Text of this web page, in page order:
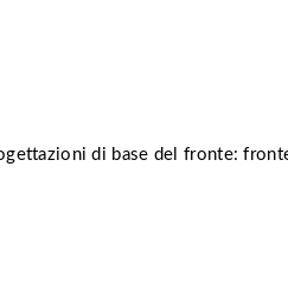
di base del fronte: